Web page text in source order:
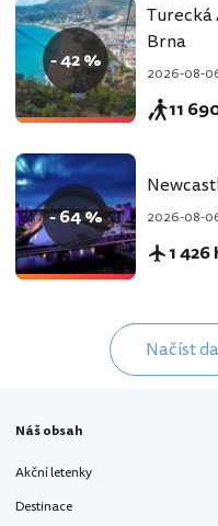
- 42 %
Turecká
Brna
2026-08-
11
- 64 % 2026-08-
1 426
Načíst
Náš obsah
Akční letenky
Destinace